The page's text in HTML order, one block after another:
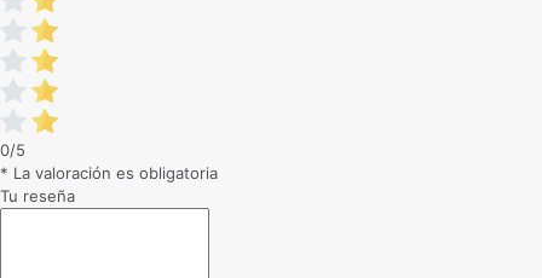
0/5
* La valoración es obligatoria
Tu reseña